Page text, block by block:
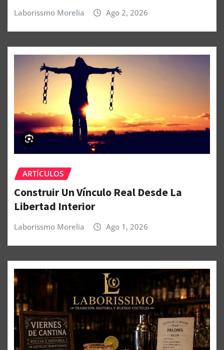
Laborissmo Morelia Ago 2, 2026
ARTÍCULOS
Construir Un Vínculo Real Desde La
Libertad Interior
Laborissmo Morelia Ago 1, 2026